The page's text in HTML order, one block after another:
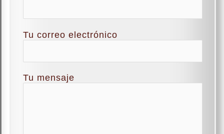
Tu correo electrónico
Tu mensaje